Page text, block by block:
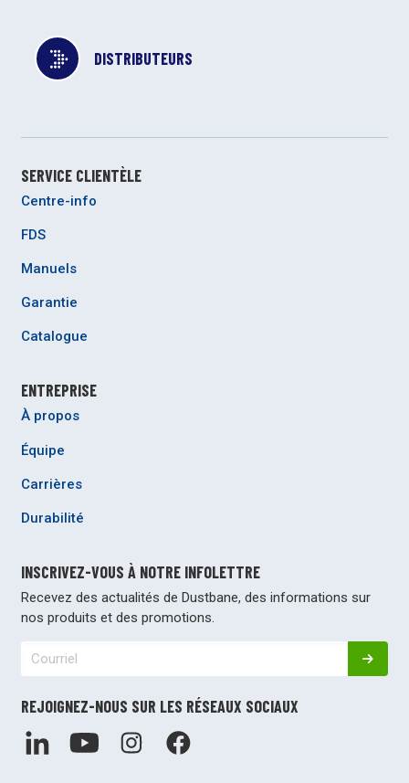
DISTRIBUTEURS
SERVICE CLIENTÈLE
Centre-info
FDS
Manuels
Garantie
Catalogue
ENTREPRISE
À propos
Équipe
Carrières
Durabilité
INSCRIVEZ-VOUS À NOTRE INFOLETTRE
Recevez des actualités de Dustbane, des informations sur
nos produits et des promotions.
REJOIGNEZ-NOUS SUR LES RÉSEAUX SOCIAUX